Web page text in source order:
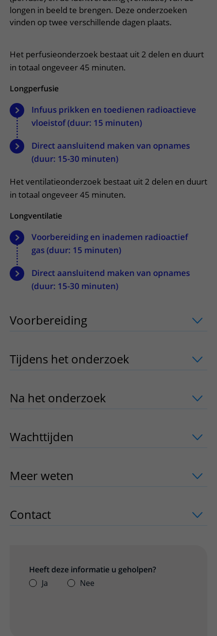
Onderzoeken en diagnostiek
Het Wilhelmina Kinderziekenhuis
Bloedprikken
Wachttijden
Wijzigen patiëntgegevens
Mijn UMC Utrecht patiëntportaal
Faciliteiten en voorzieningen
Bezoekregels
Route naar het ziekenhuis
Parkeren
Contact met polikliniek
Teleconsult aanvragen
Zorgverlenersportaal
Over UMC Utrecht
Onderwijs
Werken bij het UMC Utrecht
longen in beeld te brengen. Deze onderzoeken
vinden op twee verschillende dagen plaats.
Het perfusieonderzoek bestaat uit 2 delen en duurt
in totaal ongeveer 45 minuten.
Longperfusie
Infuus prikken en toedienen radioactieve
vloeistof (duur: 15 minuten)
Direct aansluitend maken van opnames
(duur: 15-30 minuten)
Het ventilatieonderzoek bestaat uit 2 delen en duurt
in totaal ongeveer 45 minuten.
Longventilatie
Voorbereiding en inademen radioactief
gas (duur: 15 minuten)
Direct aansluitend maken van opnames
(duur: 15-30 minuten)
Voorbereiding uitklapper, klik om te
Tijdens het onderzoek uitklapper, klik
Na het onderzoek uitklapper, klik om
Wachttijden uitklapper, klik om te
Meer weten uitklapper, klik om te
Contact uitklapper, klik om te openen
Heeft deze informatie u geholpen?
Ja
Nee